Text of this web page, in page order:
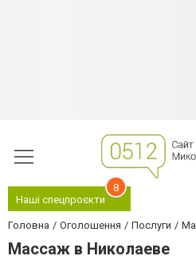
Наші спецпроєкти
8
Головна Оголошення Послуги
Массаж в Николаеве